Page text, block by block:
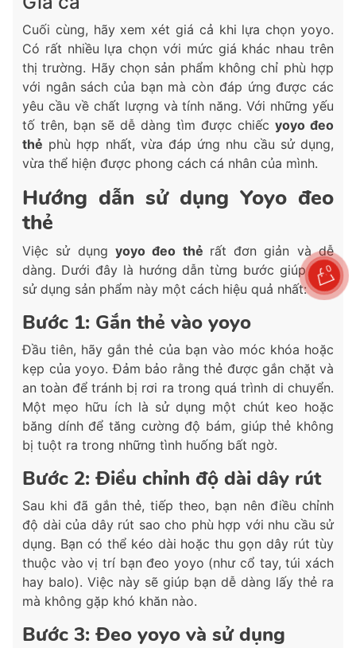
Cuối cùng, hãy xem xét giá cả khi lựa chọn yoyo.
Có rất nhiều lựa chọn với mức giá khác nhau trên
thị trường. Hãy chọn sản phẩm không chỉ phù hợp
với ngân sách của bạn mà còn đáp ứng được các
yêu cầu về chất lượng và tính năng. Với những yếu
tố trên, bạn sẽ dễ dàng tìm được chiếc yoyo đeo
thẻ phù hợp nhất, vừa đáp ứng nhu cầu sử dụng,
vừa thể hiện được phong cách cá nhân của mình.
Hướng dẫn sử dụng Yoyo đeo
thẻ
Việc sử dụng yoyo đeo thẻ rất đơn giản và dễ
dàng. Dưới đây là hướng dẫn từng bước giúp bạn
sử dụng sản phẩm này một cách hiệu quả nhất:
Bước 1: Gắn thẻ vào yoyo
Đầu tiên, hãy gắn thẻ của bạn vào móc khóa hoặc
kẹp của yoyo. Đảm bảo rằng thẻ được gắn chặt và
an toàn để tránh bị rơi ra trong quá trình di chuyển.
Một mẹo hữu ích là sử dụng một chút keo hoặc
băng dính để tăng cường độ bám, giúp thẻ không
bị tuột ra trong những tình huống bất ngờ.
Bước 2: Điều chỉnh độ dài dây rút
Sau khi đã gắn thẻ, tiếp theo, bạn nên điều chỉnh
độ dài của dây rút sao cho phù hợp với nhu cầu sử
dụng. Bạn có thể kéo dài hoặc thu gọn dây rút tùy
thuộc vào vị trí bạn đeo yoyo (như cổ tay, túi xách
hay balo). Việc này sẽ giúp bạn dễ dàng lấy thẻ ra
mà không gặp khó khăn nào.
Bước 3: Đeo yoyo và sử dụng
0